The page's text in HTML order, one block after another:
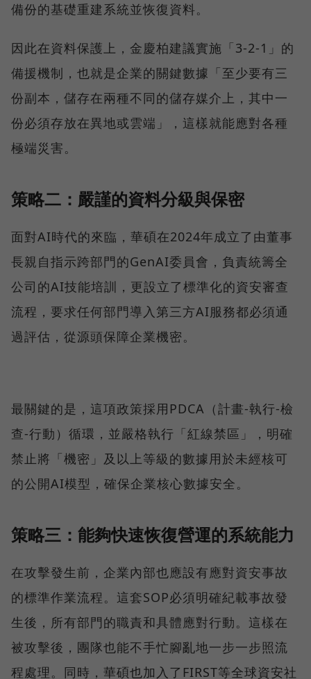
備份的基礎重建系統並恢復資料。
因此在資料保護上，金慶柏建議實施「3-2-1」的
備援機制，也就是企業的關鍵數據「至少要有三
份副本，儲存在兩種不同的儲存媒介上，其中一
份必須存放在異地或雲端」，這樣就能應對各種
極端災害。
策略二：嚴謹的資料分級與保密
面對AI時代的來臨，華碩在2024年成立了由董事
長親自指示跨部門的GenAI委員會，負責統籌全
公司的AI技能培訓，更設立了標準化的資安審查
流程，要求任何部門導入第三方AI服務都必須通
過評估，從源頭保障企業機密。
最關鍵的是，這項政策採用PDCA（計畫-執行-檢
查-行動）循環，並嚴格執行「紅線禁區」，明確
禁止將「機密」及以上等級的數據用於未經核可
的公開AI模型，確保企業核心數據安全。
策略三：能夠快速恢復營運的系統能力
在攻擊發生前，企業內部也應設有應對資安事故
的標準作業流程。這套SOP必須明確紀載事故發
生後，所有部門的職責和具體應對行動。這樣在
被攻擊後，團隊也能不手忙腳亂地一步一步照流
程處理。同時，華碩也加入了FIRST等全球資安社